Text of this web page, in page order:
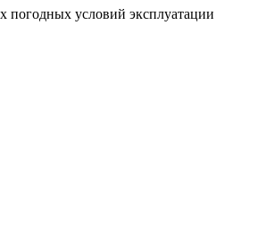
погодных условий эксплуатации